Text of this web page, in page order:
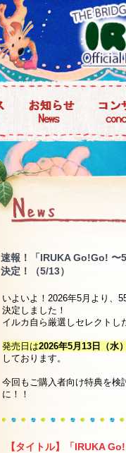
速報！「IRUKA Go!Go! 〜
決定！（5/13）
いよいよ！2026年5月より、
決定しました！
イルカ自ら厳選しセレクトし
発売日は2026年5月13日（水
しております。
今回もご購入者向け特典を検
に！！
【タイトル】「IRUKA